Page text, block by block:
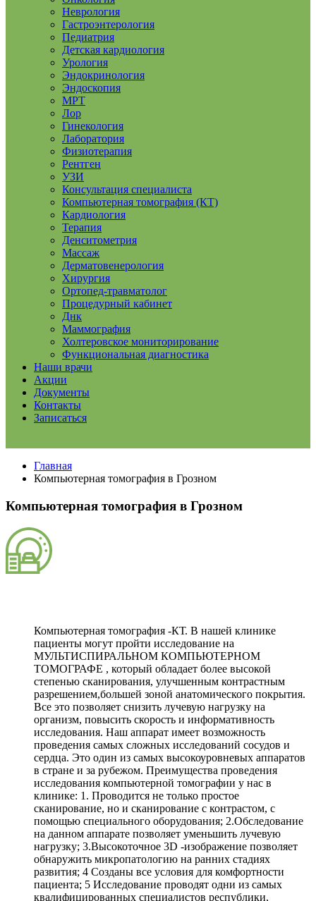
Неврология
Гастроэнтерология
Педиатрия
Детская кардиология
Урология
Эндокринология
Эндоскопия
МРТ
Лор
Гинекология
Лаборатория
Физиотерапия
Рентген
УЗИ
Консультация специалиста
Компьютерная томография (КТ)
Кардиология
Терапия
Денситометрия
Массаж
Дерматовенерология
Хирургия
Ортопед-травматолог
Процедурный кабинет
Днк
Маммография
Холтеровское мониторирование
Функциональная диагностика
Наши врачи
Акции
Документы
Контакты
Записаться
Главная
Компьютерная томография в Грозном
Компьютерная томография в Грозном
Компьютерная томография -КТ. В нашей клинике
пациенты могут пройти исследование на
МУЛЬТИСПИРАЛЬНОМ КОМПЬЮТЕРНОМ
ТОМОГРАФЕ , который обладает более высокой
степенью сканирования, улучшенным контрастным
разрешением,большей зоной анатомического покрытия.
Все это позволяет снизить лучевую нагрузку на
организм, повысить скорость и информативность
исследования. Наш аппарат имеет возможность
проведения самых сложных исследований сосудов и
сердца. Это один из самых высокоуровневых аппаратов
в стране и за рубежом. Преимущества проведения
исследования компьютерной томографии у нас в
клинике: 1. Проводится не только простое
сканирование, но и сканирование с контрастом, с
помощью специального оборудования; 2.Обследование
на данном аппарате позволяет уменьшить лучевую
нагрузку; 3.Высокоточное 3D -изображение позволяет
обнаружить микропатологию на ранних стадиях
развития; 4 Созданы все условия для комфортности
пациента; 5 Исследование проводят одни из самых
квалифицированных специалистов республики,